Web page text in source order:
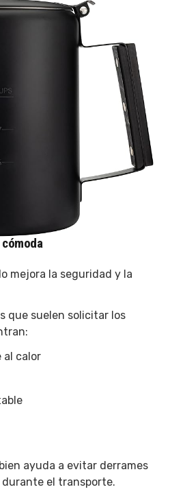
mejora la seguridad y la
que suelen solicitar los
al calor
ayuda a evitar derrames
el transporte.